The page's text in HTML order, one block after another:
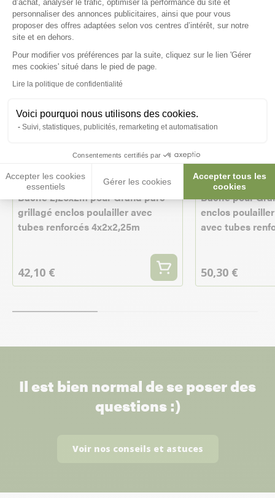
d’achat, analyser le trafic, optimiser la performance du site et
personnaliser des annonces publicitaires, ainsi que pour vous
proposer des offres adaptées selon vos centres d’intérêt, sur notre
site et en dehors.
Pour modifier vos préférences par la suite, cliquez sur le lien 'Gérer
mes cookies' situé dans le pied de page.
Lire la politique de confidentialité
Voici pourquoi nous utilisons des cookies.
Suivi, statistiques, publicités, remarketing et automatisation
Consentements certifiés par
Accepter les cookies
essentiels
Gérer les cookies
Accepter tous les
cookies
Axeptio consent
Bâche 2,26x2m pour Grand parc
grillagé enclos poulailler avec
tubes renforcés 4x2x2,25m
42,10 €
Bâche pour
enclos
avec tubes
50,30 €
Il est bien normal de se poser des
questions :)
Voir nos conseils et astuces